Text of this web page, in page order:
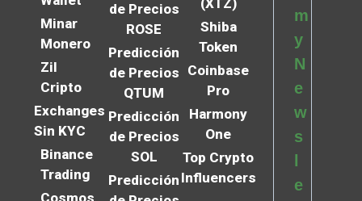
Minar
Monero
Zil
Cripto
Exchanges
Sin KYC
Binance
Trading
de Precios
ROSE
Predicción
de Precios
QTUM
Predicción
de Precios
SOL
Predicción
(XTZ)
Shiba
Token
Coinbase
Pro
Harmony
One
Top Crypto
Influencers
m
y
N
e
w
s
e